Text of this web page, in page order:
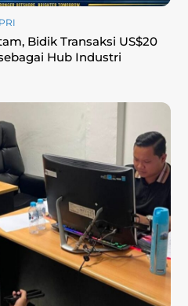
Bidik Transaksi US$20
Hub Industri